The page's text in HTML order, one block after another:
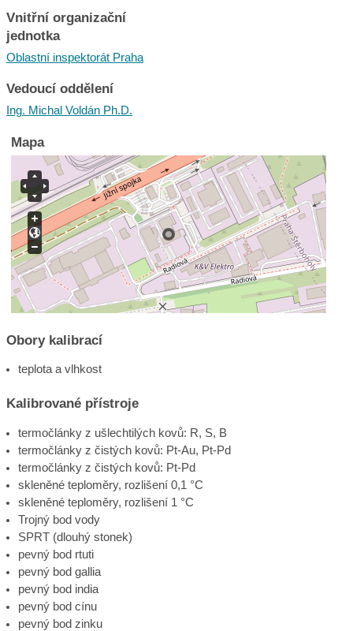
Vnitřní organizační
jednotka
Oblastní inspektorát Praha
Vedoucí oddělení
Ing. Michal Voldán Ph.D.
Mapa
Obory kalibrací
teplota a vlhkost
Kalibrované přístroje
termočlánky z ušlechtilých kovů: R, S, B
termočlánky z čistých kovů: Pt-Au, Pt-Pd
termočlánky z čistých kovů: Pt-Pd
skleněné teploměry, rozlišení 0,1 °C
skleněné teploměry, rozlišení 1 °C
Trojný bod vody
SPRT (dlouhý stonek)
pevný bod rtuti
pevný bod gallia
pevný bod india
pevný bod cínu
pevný bod zinku